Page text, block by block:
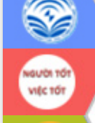
Xây dựng nông thôn
sống người dân từ
Quyết liệt tháo gỡ
nhanh tiến độ các dự
trong Khu kinh tế Nam
Hòn Yến phát triển du
tồn biển